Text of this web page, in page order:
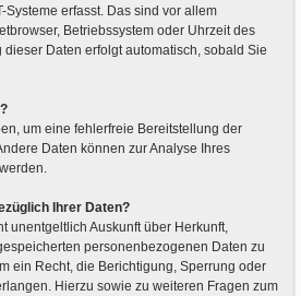
Systeme erfasst. Das sind vor allem
Betriebssystem oder Uhrzeit des
Daten erfolgt automatisch, sobald Sie
um eine fehlerfreie Bereitstellung der
Daten können zur Analyse Ihres
Ihrer Daten?
unentgeltlich Auskunft über Herkunft,
personenbezogenen Daten zu
ein Recht, die Berichtigung, Sperrung oder
Hierzu sowie zu weiteren Fragen zum